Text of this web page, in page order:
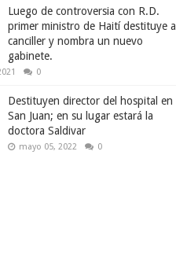
Luego de controversia con R.D.
primer ministro de Haití destituye a
canciller y nombra un nuevo
gabinete.
0
Destituyen director del hospital en
San Juan; en su lugar estará la
doctora Saldivar
mayo 05, 2022 0